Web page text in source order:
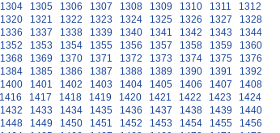
1304 1305 1306 1307 1308 1309 1310 1311
1312
1320 1321 1322 1323 1324 1325 1326 1327
1328
1336 1337 1338 1339 1340 1341 1342 1343
1344
1352 1353 1354 1355 1356 1357 1358 1359
1360
1368 1369 1370 1371 1372 1373 1374 1375
1376
1384 1385 1386 1387 1388 1389 1390 1391
1392
1400 1401 1402 1403 1404 1405 1406 1407
1408
1416 1417 1418 1419 1420 1421 1422 1423
1424
1432 1433 1434 1435 1436 1437 1438 1439
1440
1448 1449 1450 1451 1452 1453 1454 1455
1456